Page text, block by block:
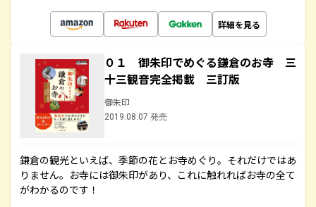
詳細を見る
０１ 御朱印でめぐる鎌倉のお寺 三
十三観音完全掲載 三訂版
御朱印
2019.08.07 発売
鎌倉の観光といえば、季節の花とお寺めぐり。それだけではあ
りません。お寺には御朱印があり、これに触れればお寺の全て
がわかるのです！